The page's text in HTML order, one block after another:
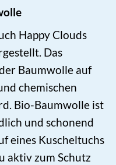
Happy Clouds
Das
Baumwolle auf
chemischen
Bio-Baumwolle ist
und schonend
eines Kuscheltuchs
aktiv zum Schutz